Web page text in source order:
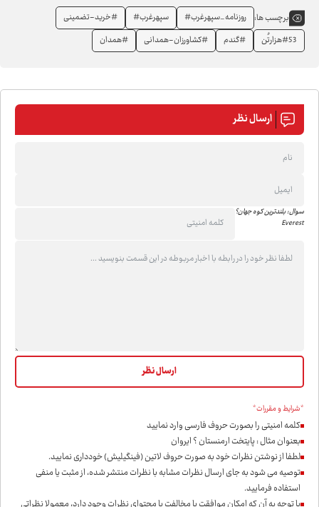
برچسب ها: روزنامه_سپهرغرب# سپهرغرب#
#خرید-تضمینی
#53هزارتُن
#گندم #کشاورزان-همدانی #همدان
ارسال نظر
سوال: بلندترین کوه جهان؟
Everest
*شرایط و مقررات*
کلمه امنیتی را بصورت حروف فارسی وارد نمایید
بعنوان مثال : پایتخت ارمنستان ؟ ایروان
لطفا از نوشتن نظرات خود به صورت حروف لاتین (فینگیلیش) خودداری نمايید.
توصیه می شود به جای ارسال نظرات مشابه با نظرات منتشر شده، از مثبت یا منفی
استفاده فرمایید.